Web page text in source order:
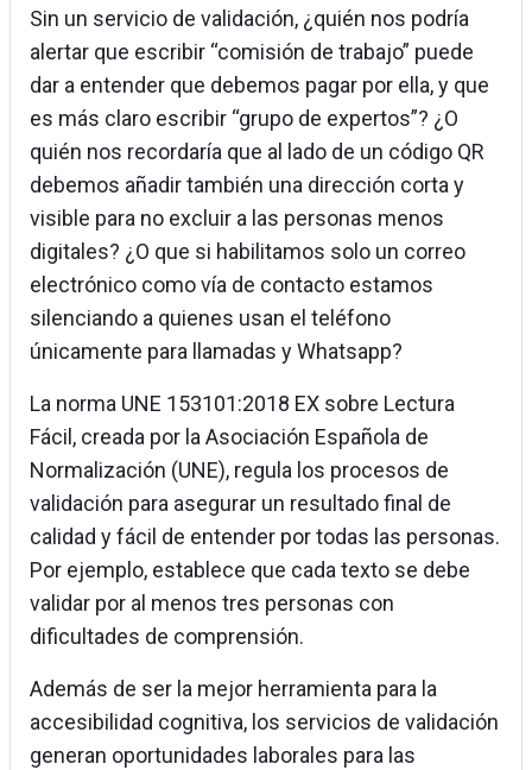
Sin un servicio de validación, ¿quién nos podría
alertar que escribir “comisión de trabajo” puede
dar a entender que debemos pagar por ella, y que
es más claro escribir “grupo de expertos”? ¿O
quién nos recordaría que al lado de un código QR
debemos añadir también una dirección corta y
visible para no excluir a las personas menos
digitales? ¿O que si habilitamos solo un correo
electrónico como vía de contacto estamos
silenciando a quienes usan el teléfono
únicamente para llamadas y Whatsapp?
La norma UNE 153101:2018 EX sobre Lectura
Fácil, creada por la Asociación Española de
Normalización (UNE), regula los procesos de
validación para asegurar un resultado final de
calidad y fácil de entender por todas las personas.
Por ejemplo, establece que cada texto se debe
validar por al menos tres personas con
dificultades de comprensión.
Además de ser la mejor herramienta para la
accesibilidad cognitiva, los servicios de validación
generan oportunidades laborales para las